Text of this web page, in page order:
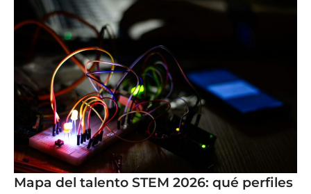
Mapa del talento STEM 2026: qué perfiles